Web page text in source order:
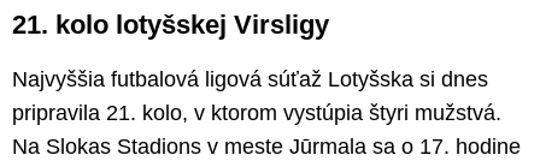
21. kolo lotyšskej Virsligy
Najvyššia futbalová ligová súťaž Lotyšska si dnes
pripravila 21. kolo, v ktorom vystúpia štyri mužstvá.
Na Slokas Stadions v meste Jūrmala sa o 17. hodine